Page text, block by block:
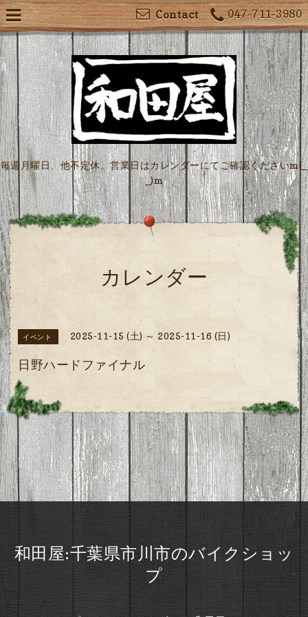
047-711-3980
Contact
毎週月曜日、他不定休。営業日はカレンダーにてご確認くださいm(_
_)m
カレンダー
イベント 2025-11-15 (土) ～ 2025-11-16 (日)
日野ハードファイナル
和田屋:千葉県市川市のバイクショッ
プ